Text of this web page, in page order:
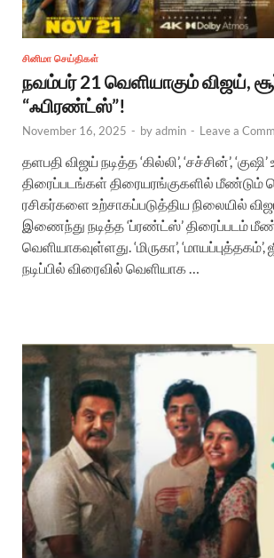
சினிமா செய்திகள்
நவம்பர் 21 வெளியாகும் விஜய்,
“ஃபிரண்ட்ஸ்”!
November 16, 2025 - byadmin - Leave a
தளபதி விஜய் நடித்த ‘கில்லி’, ‘சச்சின்’, ‘குஷி’
திரைப்படங்கள் திரையரங்குகளில் மீண்டும்
ரசிகர்களை உற்சாகப்படுத்திய நிலையில்
இணைந்து நடித்த ‘ப்ரண்ட்ஸ்’ திரைப்படம்
வெளியாகவுள்ளது. ‘மிருகா’, ‘மாயப்புத்தகம்’,
நடிப்பில் விரைவில் வெளியாக …